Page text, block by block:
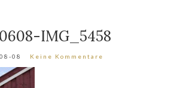
IMG_5458
08 Keine Kommentare